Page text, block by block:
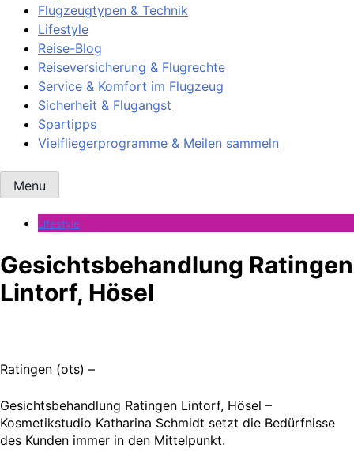
Flugzeugtypen & Technik
Lifestyle
Reise-Blog
Reiseversicherung & Flugrechte
Service & Komfort im Flugzeug
Sicherheit & Flugangst
Spartipps
Vielfliegerprogramme & Meilen sammeln
Menu
Lifestyle
Gesichtsbehandlung Ratingen
Lintorf, Hösel
Ratingen (ots) –
Gesichtsbehandlung Ratingen Lintorf, Hösel –
Kosmetikstudio Katharina Schmidt setzt die Bedürfnisse
des Kunden immer in den Mittelpunkt.